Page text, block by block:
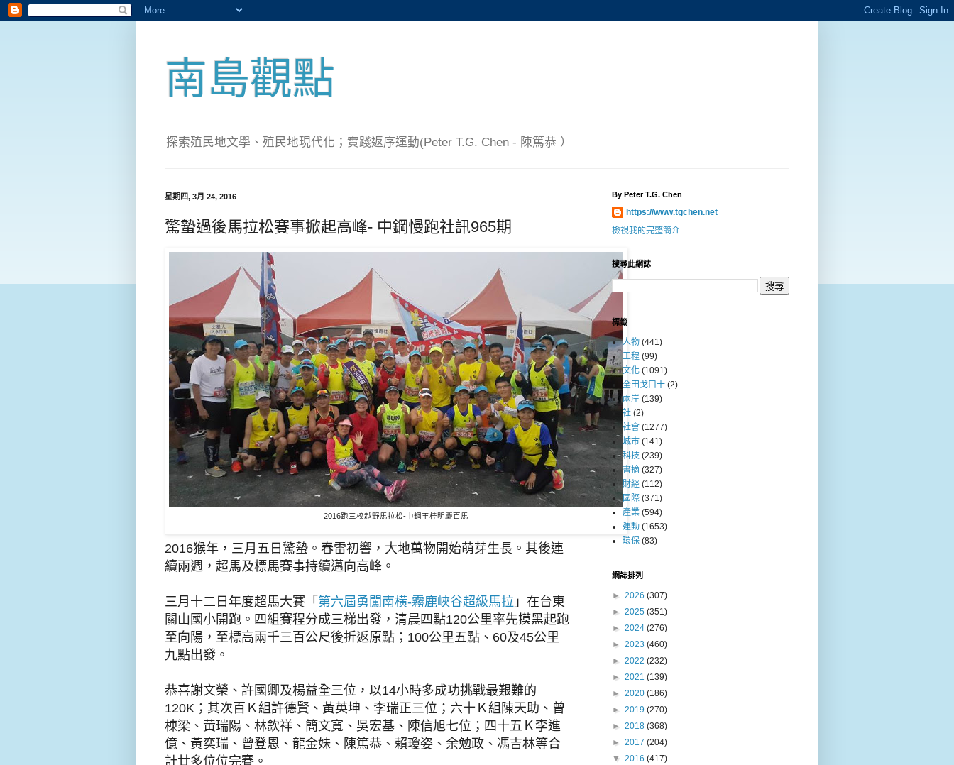
南島觀點
探索殖民地文學、殖民地現代化；實踐返序運動(Peter T.G. Chen - 陳篤恭 ）
星期四, 3月 24, 2016
驚蟄過後馬拉松賽事掀起高峰- 中鋼慢跑社訊965期
2016跑三校越野馬拉松-中鋼王桂明慶百馬
2016猴年 ， 三月五日驚蟄 。春雷初響，大地萬物開始萌芽生長。 其後連
續兩週 ， 超馬及標馬賽事持續邁向高峰。
三月十二日年度超馬大賽「 第六屆勇闖南橫-霧鹿峽谷超級馬拉 」在台東
關山國小開跑 。 四組賽程分成三梯出發 ， 清晨四點120公里率先摸黑起跑
至向陽，至標高兩千三百公尺後折返原點 ； 100公里五點、 60及45公里
九點出發。
恭喜謝文榮、許國 卿及楊益全三位，以14小時多成功挑戰最艱難的
120K ； 其次百 Ｋ組許德賢、黃英坤、李瑞正三位 ； 六十Ｋ組陳天助、曾
棟梁、黃瑞陽、林欽祥、簡文寬 、吳宏基、陳信旭七位 ； 四十五Ｋ李進
億、黃奕瑞、曾登恩、龍金妹、陳篤恭、賴瓊姿 、余勉政 、馮吉林等合
計廿多位位完賽 。
By Peter T.G. Chen
https://www.tgchen.net
檢視我的完整簡介
搜尋此網誌
標籤
人物 (441)
工程 (99)
文化 (1091)
全田戈口十 (2)
兩岸 (139)
社 (2)
社會 (1277)
城巿 (141)
科技 (239)
書摘 (327)
財經 (112)
國際 (371)
產業 (594)
運動 (1653)
環保 (83)
網誌排列
► 2026 (307)
► 2025 (351)
► 2024 (276)
► 2023 (460)
► 2022 (232)
► 2021 (139)
► 2020 (186)
► 2019 (270)
► 2018 (368)
► 2017 (204)
▼ 2016 (417)